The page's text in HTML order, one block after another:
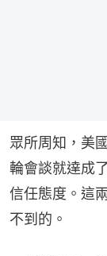
眾所周知，美
輪會談就達成
信任態度。這
不到的。